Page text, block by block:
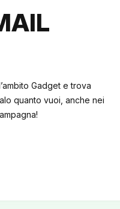
Gadget e trova
quanto vuoi, anche nei